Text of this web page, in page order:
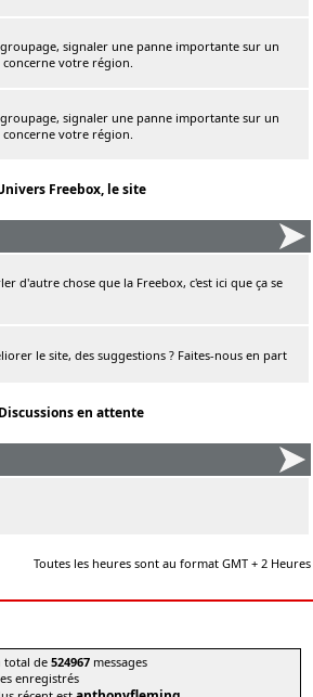
signaler une panne importante sur un
votre région.
signaler une panne importante sur un
votre région.
Freebox, le site
d'autre chose que la Freebox, c'est ici que ça se
le site, des suggestions ? Faites-nous en part
Discussions en attente
Toutes les heures sont au format GMT + 2 Heures
total de524967 messages
enregistrés